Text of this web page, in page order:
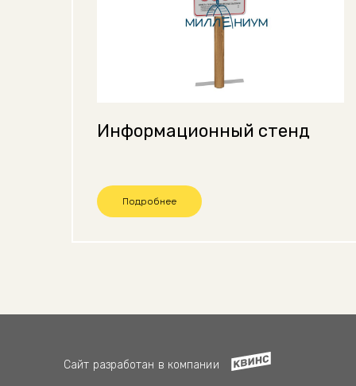
Информационный стенд
Подробнее
Сайт разработан в компании